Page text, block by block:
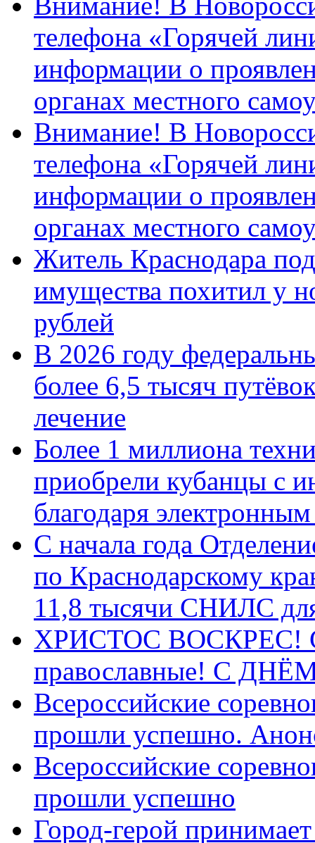
телефона «Горячей
информации о
органах местного
Внимание! В
телефона «Горячей
информации о
органах местного
Житель Краснодара
имущества похитил у
рублей
В 2026 году
более 6,5 тысяч
лечение
Более 1 миллиона
приобрели кубанцы с
благодаря
С начала года
по Краснодарскому
11,8 тысячи СНИЛС
ХРИСТОС ВОСКРЕС! С
православные! C
Всероссийские
прошли успешно.
Всероссийские
прошли успешно
Город-герой